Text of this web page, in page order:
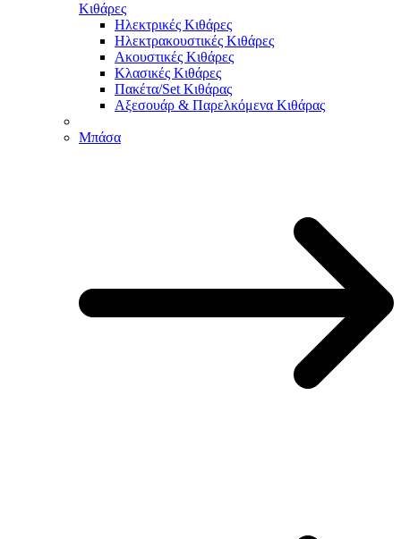
Κιθάρες
Ηλεκτρικές Κιθάρες
Ηλεκτρακουστικές Κιθάρες
Ακουστικές Κιθάρες
Κλασικές Κιθάρες
Πακέτα/Set Κιθάρας
Αξεσουάρ & Παρελκόμενα Κιθάρας
Μπάσα